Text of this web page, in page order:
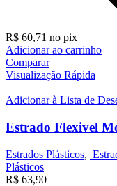
R$ 60,71 no pix
Adicionar ao carrinho
Comparar
Visualização Rápida
Adicionar à Lista de
Estrado Flexivel
Estrados Plásticos,
Plásticos
R$ 63,90